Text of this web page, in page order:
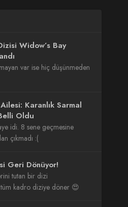
Widow’s Bay
var ise hiç düşünmeden
Karanlık Sarmal
Oldu
idi. 8 sene geçmesine
çıkmadı :(
Geri Dönüyor!
tutan bir dizi
kadro diziye döner 😍